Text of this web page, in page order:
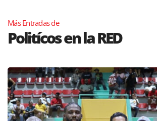
Más Entradas de
Politícos en la RED